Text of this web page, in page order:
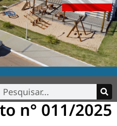
n° 011/2025